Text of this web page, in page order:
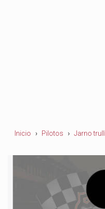
Inicio Pilotos Jarno trulli